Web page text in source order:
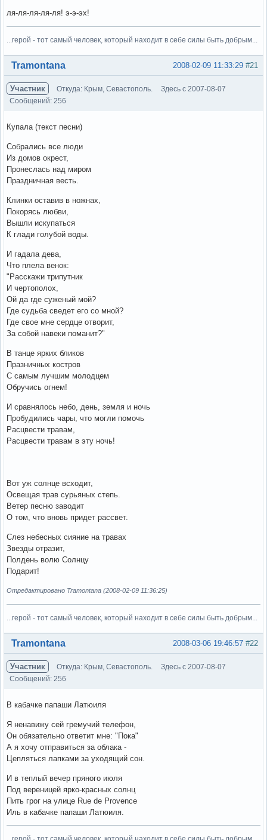
ля-ля-ля-ля-ля! э-э-эх!
...герой - тот самый человек, который находит в себе силы быть добрым...
Вне форума #21
2008-02-09 11:33:29
Tramontana
Участник Откуда: Крым, Севастополь.
Здесь с 2007-08-07
Сообщений: 256
Купала (текст песни)
Собрались все люди
Из домов окрест,
Пронеслась над миром
Праздничная весть.
Клинки оставив в ножнах,
Покорясь любви,
Вышли искупаться
К глади голубой воды.
И гадала дева,
Что плела венок:
"Расскажи трипутник
И чертополох,
Ой да где суженый мой?
Где судьба сведет его со мной?
Где свое мне сердце отворит,
За собой навеки поманит?"
В танце ярких бликов
Празничных костров
С самым лучшим молодцем
Обручись огнем!
И сравнялось небо, день, земля и ночь
Пробудились чары, что могли помочь
Расцвести травам,
Расцвести травам в эту ночь!
Вот уж солнце всходит,
Освещая трав сурьяных степь.
Ветер песню заводит
О том, что вновь придет рассвет.
Слез небесных сияние на травах
Звезды отразит,
Полдень волю Солнцу
Подарит!
Отредактировано Tramontana (2008-02-09 11:36:25)
...герой - тот самый человек, который находит в себе силы быть добрым...
Вне форума #22
2008-03-06 19:46:57
Tramontana
Участник Откуда: Крым, Севастополь.
Здесь с 2007-08-07
Сообщений: 256
В кабачке папаши Латюиля
Я ненавижу сей гремучий телефон,
Он обязательно ответит мне: "Пока"
А я хочу отправиться за облака -
Цепляться лапками за уходящий сон.
И в теплый вечер пряного июля
Под вереницей ярко-красных солнц
Пить грог на улице Rue de Provence
Иль в кабачке папаши Латюиля.